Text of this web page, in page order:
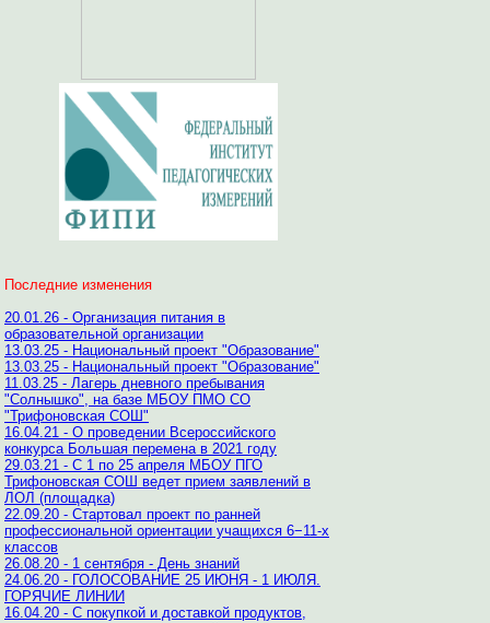
Последние изменения
20.01.26 - Организация питания в
образовательной организации
13.03.25 - Национальный проект "Образование"
13.03.25 - Национальный проект "Образование"
11.03.25 - Лагерь дневного пребывания
"Солнышко", на базе МБОУ ПМО СО
"Трифоновская СОШ"
16.04.21 - О проведении Всероссийского
конкурса Большая перемена в 2021 году
29.03.21 - С 1 по 25 апреля МБОУ ПГО
Трифоновская СОШ ведет прием заявлений в
ЛОЛ (площадка)
22.09.20 - Стартовал проект по ранней
профессиональной ориентации учащихся 6−11-х
классов
26.08.20 - 1 сентября - День знаний
24.06.20 - ГОЛОСОВАНИЕ 25 ИЮНЯ - 1 ИЮЛЯ.
ГОРЯЧИЕ ЛИНИИ
16.04.20 - С покупкой и доставкой продуктов,